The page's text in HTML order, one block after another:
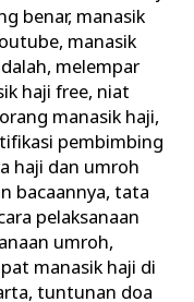
benar, manasik
, manasik
, melempar
haji free, niat
orang manasik haji,
pembimbing
haji dan umroh
bacaannya,tata
pelaksanaan
umroh,
manasik haji di
,tuntunan doa